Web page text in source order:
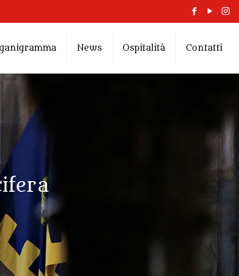
News Ospitalità Contatti